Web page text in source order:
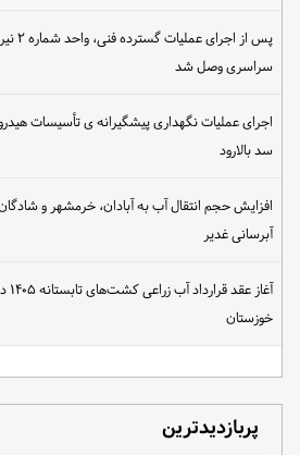
پس از
سراسری وصل شد
اجرای عملیات نگهداری پیشگیرانه ی تأسیسات
سد بالارود
افزایش حجم انتقال آب به آبادان، خرمشهر و
آبرسانی غدیر
آغاز عقد
خوزستان
پربازدیدترین